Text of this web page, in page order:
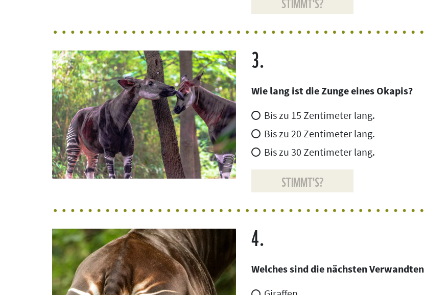
3.
Wie lang ist die Zunge eines Okapis?
Bis zu 15 Zentimeter lang.
Bis zu 20 Zentimeter lang.
Bis zu 30 Zentimeter lang.
STIMMT'S?
4.
Welches sind die nächsten